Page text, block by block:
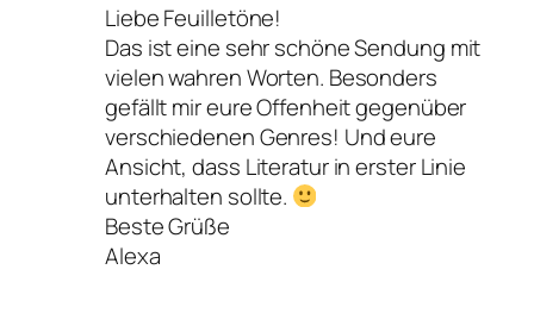
Liebe Feuilletöne!
Das ist eine sehr schöne Sendung mit
vielen wahren Worten. Besonders
gefällt mir eure Offenheit gegenüber
verschiedenen Genres! Und eure
Ansicht, dass Literatur in erster Linie
unterhalten sollte.
Beste Grüße
Alexa